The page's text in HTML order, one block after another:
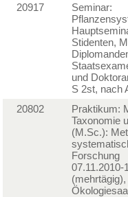
20917
Seminar:
Stidenten,
und
S 2st, nach
20802
Praktikum:
Taxonomie
(M.Sc.):
Forschung
07.11.2010-